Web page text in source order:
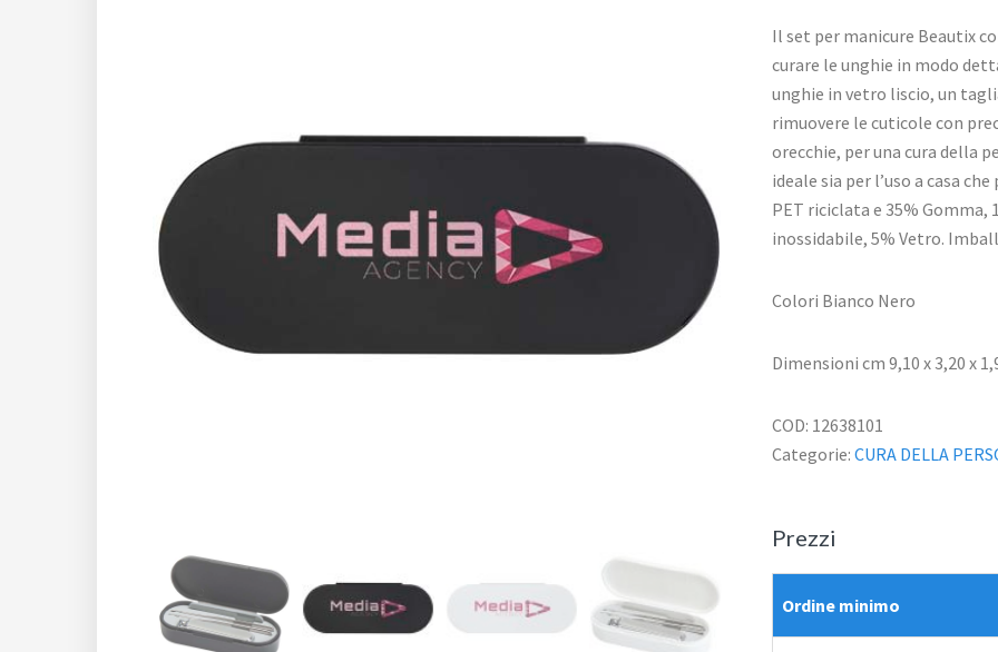
Il set per manicure Beautix
curare le unghie in modo
unghie in vetro liscio, un
rimuovere le cuticole con
orecchie, per una cura della
ideale sia per l’uso a casa
PET riciclata e 35% Gomma,
inossidabile, 5% Vetro.
Colori Bianco Nero
Dimensioni cm 9,10 x 3,20 x
COD: 12638101
Categorie:CURA DELLA
Prezzi
Ordine minimo